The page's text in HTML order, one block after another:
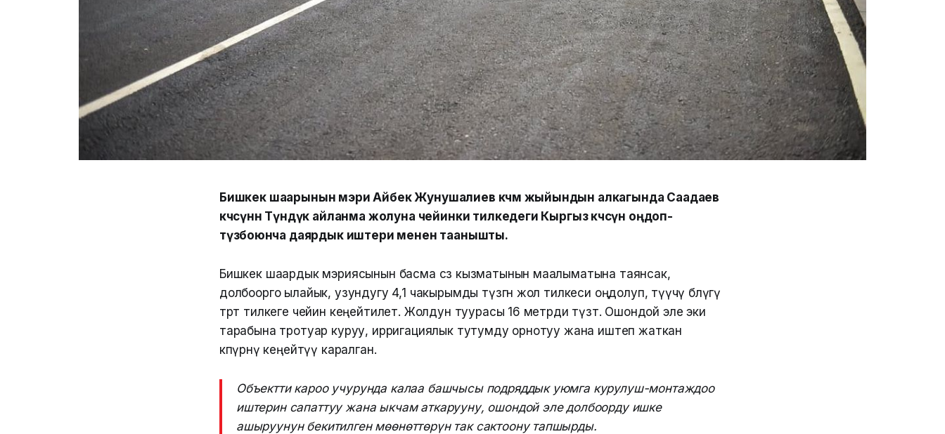
Бишкек шаарынын мэри Айбек Жунушалиев көчмө жыйындын алкагында Саадаев
көчөсүнөн Түндүк айланма жолуна чейинки тилкедеги Кыргыз көчөсүн оңдоп-
түзөөбоюнча даярдык иштери менен таанышты.
Бишкек шаардык мэриясынын басма сөз кызматынын маалыматына таянсак,
долбоорго ылайык, узундугу 4,1 чакырымды түзгөн жол тилкеси оңдолуп, өтүүчү бөлүгү
төрт тилкеге чейин кеңейтилет. Жолдун туурасы 16 метрди түзөт. Ошондой эле эки
тарабына тротуар куруу, ирригациялык тутумду орнотуу жана иштеп жаткан
көпүрөнү кеңейтүү каралган.
Объектти кароо учурунда калаа башчысы подряддык уюмга курулуш-монтаждоо
иштерин сапаттуу жана ыкчам аткарууну, ошондой эле долбоорду ишке
ашыруунун бекитилген мөөнөттөрүн так сактоону тапшырды.